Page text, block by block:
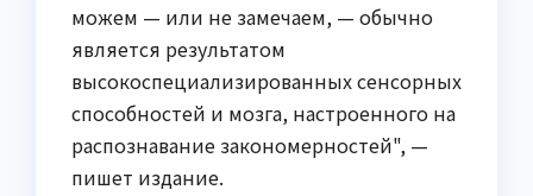
можем — или не замечаем, — обычно
является результатом
высокоспециализированных сенсорных
способностей и мозга, настроенного на
распознавание закономерностей", —
пишет издание.